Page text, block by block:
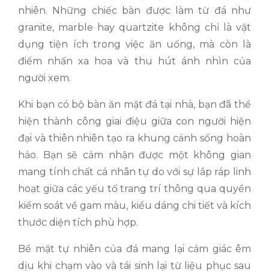
nhiên. Những chiếc bàn được làm từ đá như
granite, marble hay quartzite không chỉ là vật
dụng tiện ích trong việc ăn uống, mà còn là
điểm nhấn xa hoa và thu hút ánh nhìn của
người xem.
Khi bạn có bộ bàn ăn mặt đá tại nhà, bạn đã thể
hiện thành công giai điệu giữa con người hiện
đại và thiên nhiên tạo ra khung cảnh sống hoàn
hảo. Bạn sẽ cảm nhận được một không gian
mang tính chất cá nhân tự do với sự lắp ráp linh
hoạt giữa các yếu tố trang trí thông qua quyền
kiểm soát về gam màu, kiểu dáng chi tiết và kích
thước diện tích phù hợp.
Bề mặt tự nhiên của đá mang lại cảm giác êm
dịu khi chạm vào và tái sinh lại từ liệu phục sau